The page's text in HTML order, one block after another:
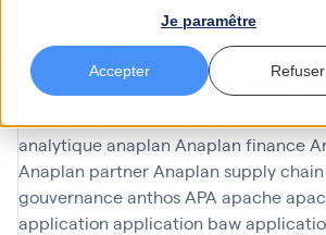
Je paramêtre
Accepter Refuser
amélioration de la
améliorations AMOA Infinoé analyse
Analyse de donnéesanalyse données
analytiqueanaplan Anaplan finance
Anaplan partnerAnaplan supply chain
gouvernanceanthosAPA apache
application application baw